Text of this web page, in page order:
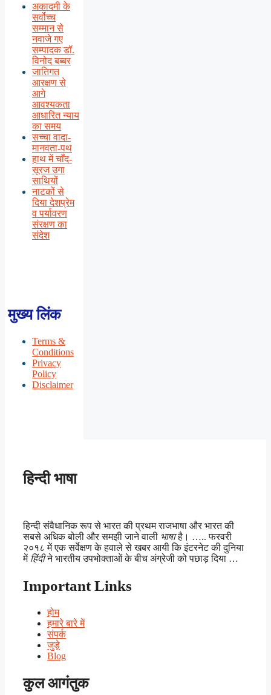
अकादमी के
सर्वोच्च
सम्मान से
नवाजे गए
सम्पादक डॉ.
विनोद बब्बर
जातिगत
आरक्षण से
आगे
आवश्यकता
आधारित न्याय
का समय
सच्चा वादा-
मानवता-पथ
हाथ में चाँद-
सूरज उगा
साथियों
नाटकों से
दिया देशप्रेम
व पर्यावरण
संरक्षण का
संदेश
मुख्य लिंक
Terms &
Conditions
Privacy
Policy
Disclaimer
हिन्दी भाषा
हिन्दी संवैधानिक रूप से भारत की प्रथम राजभाषा और भारत की
सबसे अधिक बोली और समझी जाने वाली भाषाहै। ….. फरवरी
२०१८ में एक सर्वेक्षण के हवाले से खबर आयी कि इंटरनेट की दुनिया
में हिंदीने भारतीय उपभोक्ताओं के बीच अंग्रेजी को पछाड़ दिया …
Important Links
होम
हमारे बारे में
संपर्क
जुड़े
Blog
कुल आगंतुक